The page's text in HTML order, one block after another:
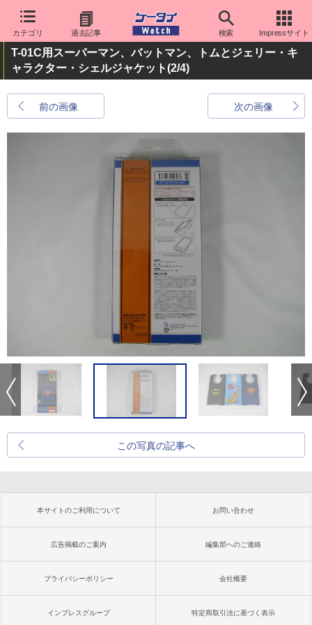
カテゴリ 過去記事 検索 Impressサイト
T-01C用スーパーマン、バットマン、トムとジェリー・キ
ャラクター・シェルジャケット(2/4)
前の画像 次の画像
この写真の記事へ
本サイトのご利用について お問い合わせ
広告掲載のご案内 編集部へのご連絡
プライバシーポリシー 会社概要
インプレスグループ 特定商取引法に基づく表示